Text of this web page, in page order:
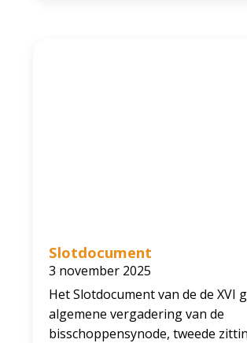
Slotdocument
3 november 2025
Het Slotdocument van de de XVI
algemene vergadering van de
bisschoppensynode, tweede